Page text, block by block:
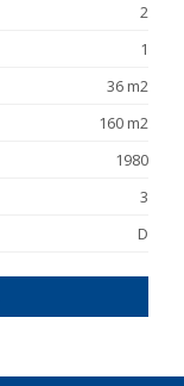
2
1
36 m2
160 m2
1980
3
D